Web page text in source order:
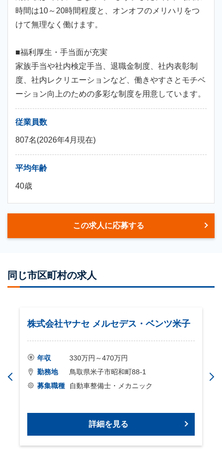
時間は10～20時間程度と、オンオフのメリハリをつ
けて無理なく働けます。
■福利厚生・手当面が充実
家族手当や社内検定手当、退職金制度、社内表彰制
度、社内レクリエーションなど、働きやすさとモチベ
ーション向上のための多彩な制度を用意しています。
従業員数
807名(2026年4月現在)
平均年齢
40歳
この求人に応募する
同じ市区町村の求人
株式会社ヤナセ メルセデス・ベンツ米子
年収
330万円～470万円
勤務地
鳥取県米子市昭和町88-1
募集職種
自動車整備士・メカニック
詳細を見る